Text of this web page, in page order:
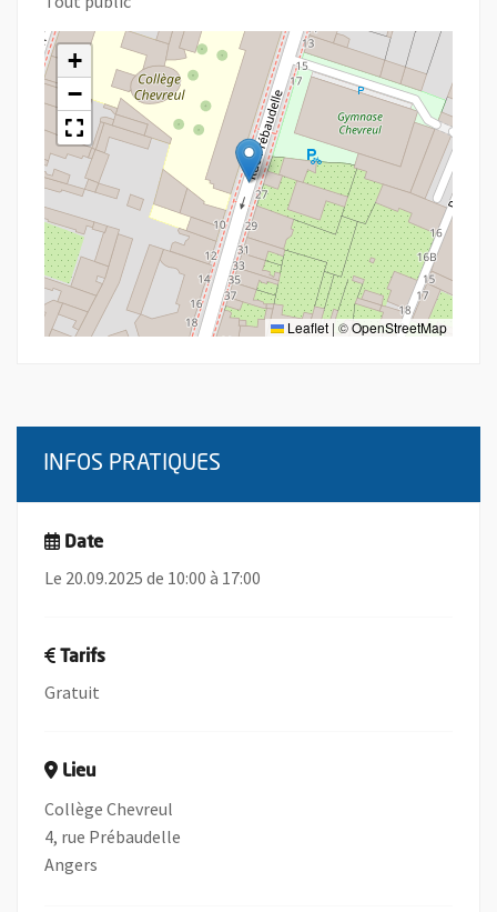
+
−
Leaflet | ©OpenStreetMap
INFOS PRATIQUES
Date
Le 20.09.2025 de 10:00 à 17:00
Tarifs
Gratuit
Lieu
Collège Chevreul
4, rue Prébaudelle
Angers